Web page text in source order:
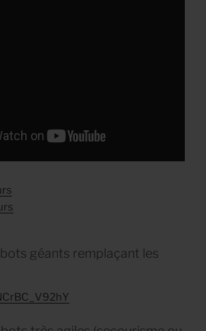
géants remplaçant les